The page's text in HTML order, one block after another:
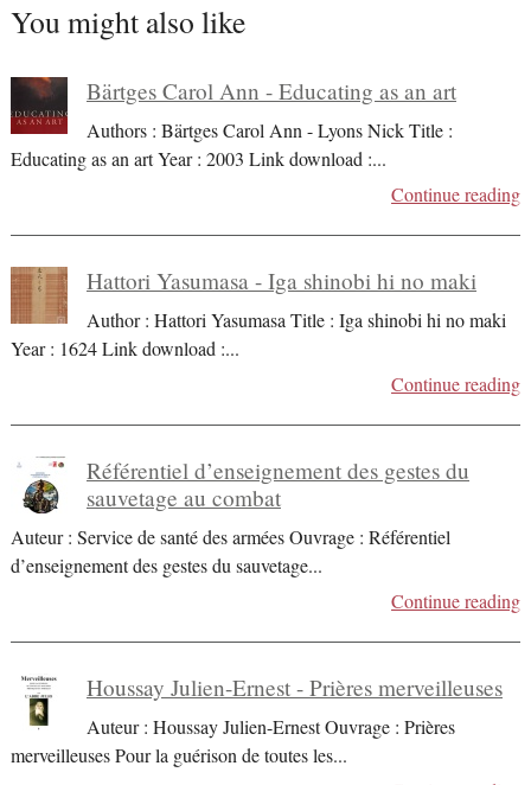
You might also like
Bärtges Carol Ann - Educating as an art
Authors : Bärtges Carol Ann - Lyons Nick Title :
Educating as an art Year : 2003 Link download :...
Continue reading
Hattori Yasumasa - Iga shinobi hi no maki
Author : Hattori Yasumasa Title : Iga shinobi hi no maki
Year : 1624 Link download :...
Continue reading
Référentiel d’enseignement des gestes du
sauvetage au combat
Auteur : Service de santé des armées Ouvrage : Référentiel
d’enseignement des gestes du sauvetage...
Continue reading
Houssay Julien-Ernest - Prières merveilleuses
Auteur : Houssay Julien-Ernest Ouvrage : Prières
merveilleuses Pour la guérison de toutes les...